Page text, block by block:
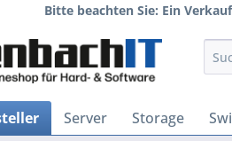
Bitte beachten Sie: Ein
Server Storage